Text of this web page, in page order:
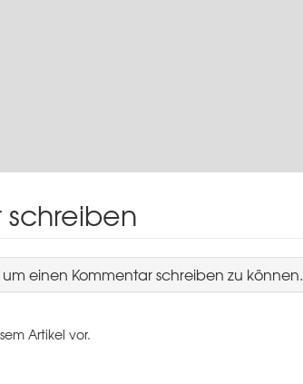
schreiben
einen Kommentar schreiben zu können.
Artikel vor.